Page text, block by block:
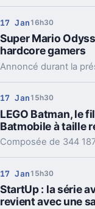
17 Jan 16h30
Super Mario
hardcore gamers
17 Jan 15h30
LEGO Batman, le
Batmobile à taille
17 Jan 15h30
StartUp : la série
revient avec une